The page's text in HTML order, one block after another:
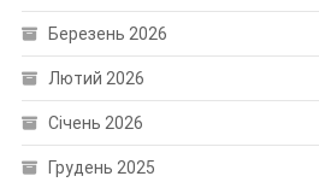
Березень 2026
Лютий 2026
Січень 2026
Грудень 2025